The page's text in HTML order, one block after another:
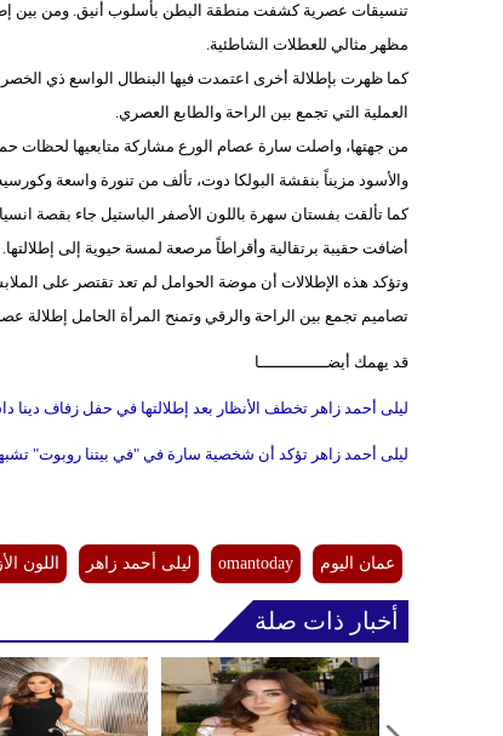
تنسيقات عصرية كشفت منطقة البطن بأسلوب أنيق. ومن بين
مظهر مثالي للعطلات الشاطئية.
كما ظهرت بإطلالة أخرى اعتمدت فيها البنطال الواسع ذي
العملية التي تجمع بين الراحة والطابع العصري.
من جهتها، واصلت سارة عصام الورع مشاركة متابعيها لحظات
والأسود مزيناً بنقشة البولكا دوت، تألف من تنورة واسعة
كما تألقت بفستان سهرة باللون الأصفر الباستيل جاء بقصة
أضافت حقيبة برتقالية وأقراطاً مرصعة لمسة حيوية إلى إطلالتها.
وتؤكد هذه الإطلالات أن موضة الحوامل لم تعد تقتصر على
تصاميم تجمع بين الراحة والرقي وتمنح المرأة الحامل إطلالة
قد يهمك أيضــــــــــــــا
ليلى أحمد زاهر تخطف الأنظار بعد إطلالتها في حفل زفاف دينا
ليلى أحمد زاهر تؤكد أن شخصية سارة في "في بيتنا روبوت"
عمان اليوم omantoday ليلى أحمد زاهر اللون
أخبار ذات صلة